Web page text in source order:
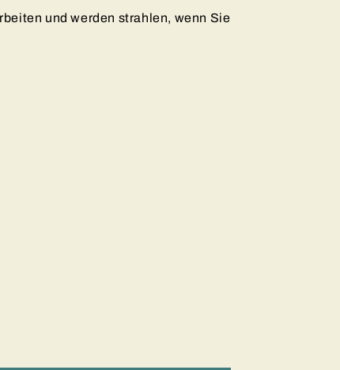
und werden strahlen, wenn Sie